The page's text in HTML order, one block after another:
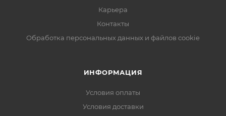
Карьера
Контакты
Обработка персональных данных и файлов cookie
ИНФОРМАЦИЯ
Условия оплаты
Условия доставки